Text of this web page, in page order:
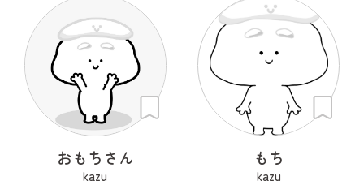
おもちさん
kazu
もち
kazu